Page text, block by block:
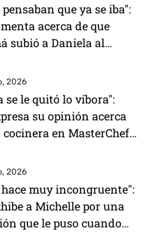
que ya se iba":
acerca de que
subió a Daniela al
2026
se le quitó lo víbora":
su opinión acerca
cocinera en MasterChef
2026
hace muy incongruente":
a Michelle por una
que le puso cuando